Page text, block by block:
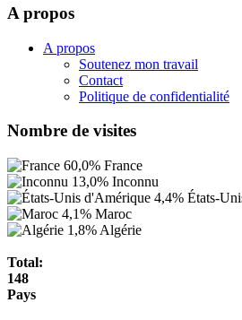
A propos
A propos
Soutenez mon travail
Contact
Politique de confidentialité
Nombre de visites
60,0% France
13,0% Inconnu
4,4% États-
4,1% Maroc
1,8% Algérie
Total:
148
Pays